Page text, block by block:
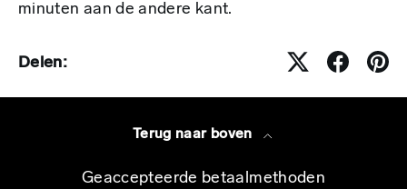
minuten aan de andere kant.
Delen:
Terug naar boven
Geaccepteerde betaalmethoden